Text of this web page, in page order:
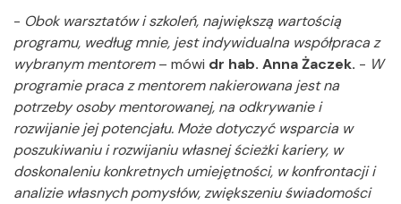
- Obok warsztatów i szkoleń, największą wartością
programu, według mnie, jest indywidualna współpraca z
wybranym mentorem– mówi dr hab. Anna Żaczek. - W
programie praca z mentorem nakierowana jest na
potrzeby osoby mentorowanej, na odkrywanie i
rozwijanie jej potencjału. Może dotyczyć wsparcia w
poszukiwaniu i rozwijaniu własnej ścieżki kariery, w
doskonaleniu konkretnych umiejętności, w konfrontacji i
analizie własnych pomysłów, zwiększeniu świadomości